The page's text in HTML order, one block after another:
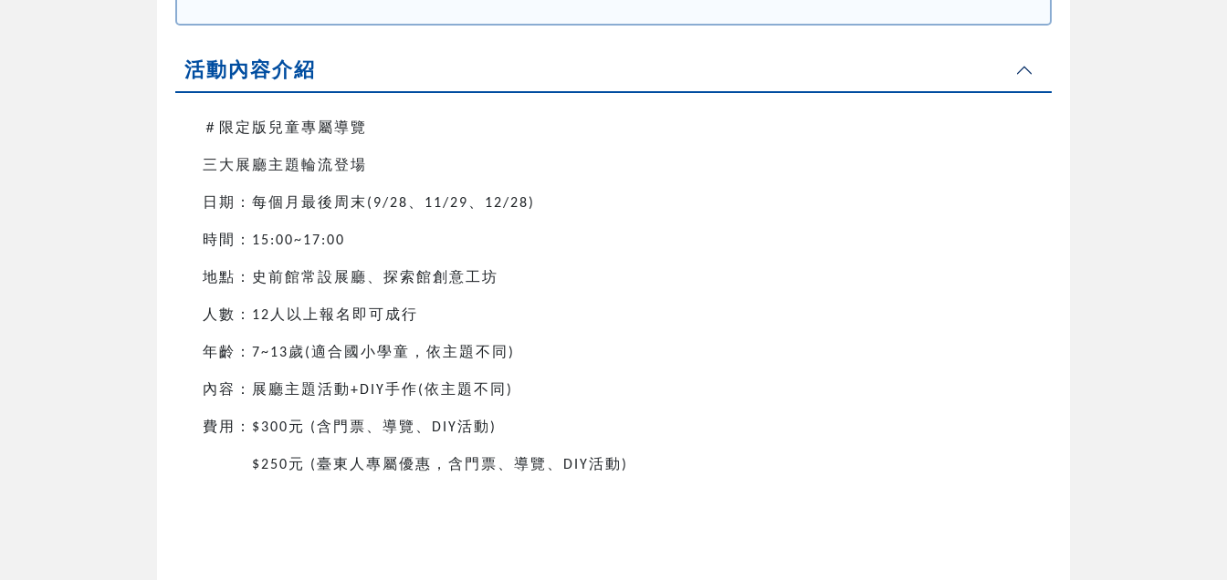
活動內容介紹
＃限定版兒童專屬導覽
三大展廳主題輪流登場
日期：每個月最後周末 (9/28 11/29 12/28)
時間： 15:00~17:00
地點：史前館常設展廳、探索館創意工坊
人數： 12 人以上報名即可成行
年齡： 7~13歲(適合國小學童，依主題不同 )
內容：展廳主題活動+DIY手作(依主題不同 )
費用： $300元 (含門票、導覽、 DIY活動 )
$250元 (臺東人專屬優惠，含門票、導覽、 DIY活動 )